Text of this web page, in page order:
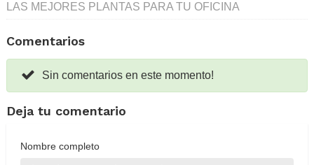
LAS MEJORES PLANTAS PARA TU OFICINA
Comentarios
Sin comentarios en este momento!
Deja tu comentario
Nombre completo